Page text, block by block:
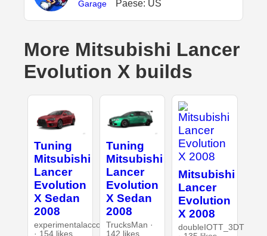
Garage Paese: US
More Mitsubishi Lancer
Evolution X builds
Tuning
Mitsubishi
Lancer
Evolution
X Sedan
2008
experimentalaccount
· 154 likes
Tuning
Mitsubishi
Lancer
Evolution
X Sedan
2008
TrucksMan ·
142 likes
Mitsubishi
Lancer
Evolution
X 2008
doubleIOTT_3DT